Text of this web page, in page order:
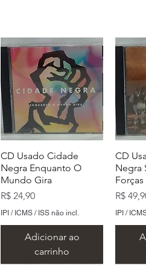
CD Usado Cidade
Negra Enquanto O
Mundo Gira
Preço
R$ 24,90
IPI / ICMS / ISS não incl.
Adicionar ao
carrinho
CD
Negra
Forças
Preço
R$
IPI /